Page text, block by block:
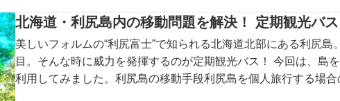
北海道・利尻島内の移動問題を解決！ 定期観光バ
美しいフォルムの“利尻富士”で知られる北海道北部にある利尻
目。そんな時に威力を発揮するのが定期観光バス！ 今回は、島
利用してみました。利尻島の移動手段利尻島を個人旅行する場